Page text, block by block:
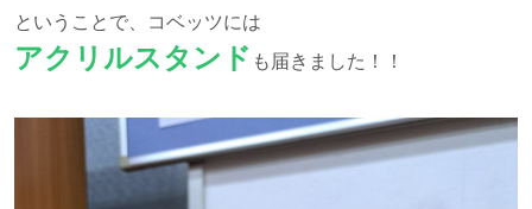
ということで、コベッツには
アクリルスタンド も届きました！！